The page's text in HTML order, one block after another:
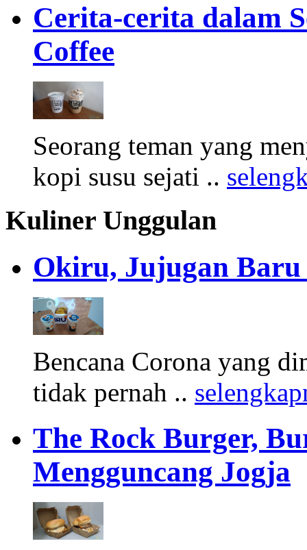
Cerita-cerita dalam
Coffee
Seorang teman yang
kopi susu sejati ..
Kuliner Unggulan
Okiru, Jujugan Baru
Bencana Corona yang
tidak pernah ..
The Rock Burger,
Mengguncang Jogja